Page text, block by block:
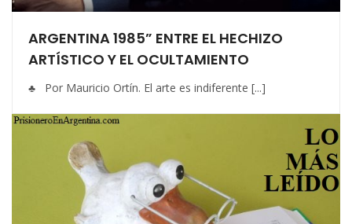
ARGENTINA 1985” ENTRE EL HECHIZO
ARTÍSTICO Y EL OCULTAMIENTO
♣ Por Mauricio Ortín. El arte es indiferente [...]